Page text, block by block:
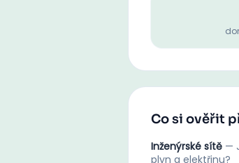
Co si ověřit
Inženýrské sítě —
plyn a elektřinu?